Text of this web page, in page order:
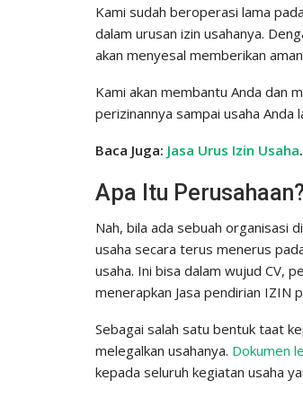
Kami sudah beroperasi lama
dalam urusan izin usahanya.
akan menyesal memberikan
Kami akan membantu Anda dan
perizinannya sampai usaha Anda
Baca Juga: Jasa Urus Izin Usaha.
Apa Itu Perusahaan?
Nah, bila ada sebuah organisasi
usaha secara terus menerus
usaha. Ini bisa dalam wujud CV,
menerapkan Jasa pendirian IZIN
Sebagai salah satu bentuk taat
melegalkan usahanya. Dokumen
kepada seluruh kegiatan usaha